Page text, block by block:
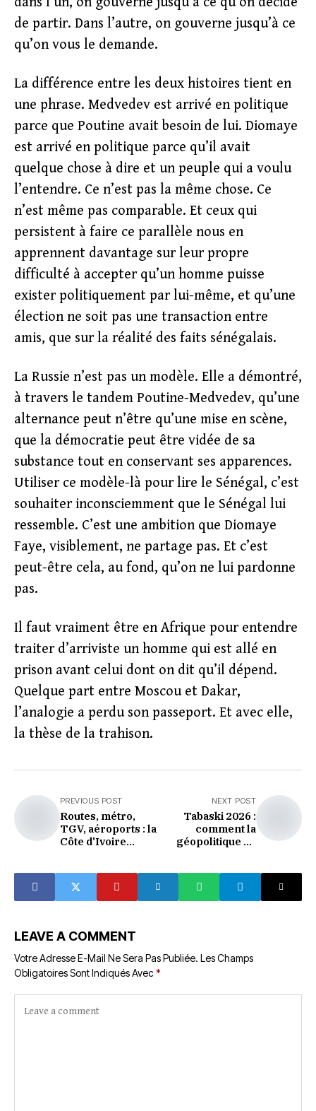
de partir. Dans l’autre, on gouverne jusqu’à ce
qu’on vous le demande.
La différence entre les deux histoires tient en
une phrase. Medvedev est arrivé en politique
parce que Poutine avait besoin de lui. Diomaye
est arrivé en politique parce qu’il avait
quelque chose à dire et un peuple qui a voulu
l’entendre. Ce n’est pas la même chose. Ce
n’est même pas comparable. Et ceux qui
persistent à faire ce parallèle nous en
apprennent davantage sur leur propre
difficulté à accepter qu’un homme puisse
exister politiquement par lui-même, et qu’une
élection ne soit pas une transaction entre
amis, que sur la réalité des faits sénégalais.
La Russie n’est pas un modèle. Elle a démontré,
à travers le tandem Poutine-Medvedev, qu’une
alternance peut n’être qu’une mise en scène,
que la démocratie peut être vidée de sa
substance tout en conservant ses apparences.
Utiliser ce modèle-là pour lire le Sénégal, c’est
souhaiter inconsciemment que le Sénégal lui
ressemble. C’est une ambition que Diomaye
Faye, visiblement, ne partage pas. Et c’est
peut-être cela, au fond, qu’on ne lui pardonne
pas.
Il faut vraiment être en Afrique pour entendre
traiter d’arriviste un homme qui est allé en
prison avant celui dont on dit qu’il dépend.
Quelque part entre Moscou et Dakar,
l’analogie a perdu son passeport. Et avec elle,
la thèse de la trahison.
PREVIOUS POST
Routes, métro,
TGV, aéroports : la
Côte d'Ivoire
économique
NEXT POST
Tabaski 2026 :
comment la
géopolitique du
portée des
ménages d'Afrique
de l'Ouest
LEAVE A COMMENT
Votre Adresse E-Mail Ne Sera Pas Publiée. Les Champs
Obligatoires Sont Indiqués Avec*